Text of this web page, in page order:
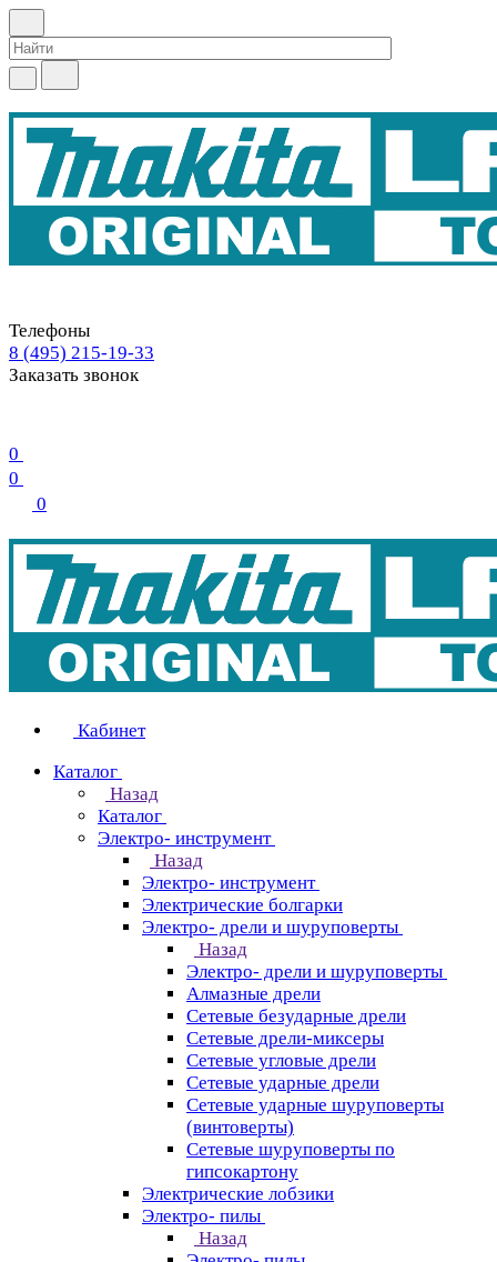
Телефоны
8 (495) 215-19-33
Заказать звонок
0
0
0
Кабинет
Каталог
Назад
Каталог
Электро- инструмент
Назад
Электро- инструмент
Электрические болгарки
Электро- дрели и шуруповерты
Назад
Электро- дрели и шуруповерты
Алмазные дрели
Сетевые безударные дрели
Сетевые дрели-миксеры
Сетевые угловые дрели
Сетевые ударные дрели
Сетевые ударные шуруповерты
(винтоверты)
Сетевые шуруповерты по
гипсокартону
Электрические лобзики
Электро- пилы
Назад